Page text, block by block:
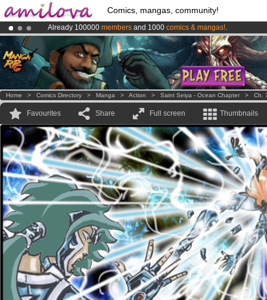
Comics, mangas, community!
Already 100000 members and 1000 comics & mangas!.
AmilovaKickstarter is now LIVE!.
Premium membership from3.95 euros per month !Get membership
Home > Comics Directory > Manga > Action > Saint Seiya - Ocean Chapter > Ch.
Favourites Share Full screen Thumbnails